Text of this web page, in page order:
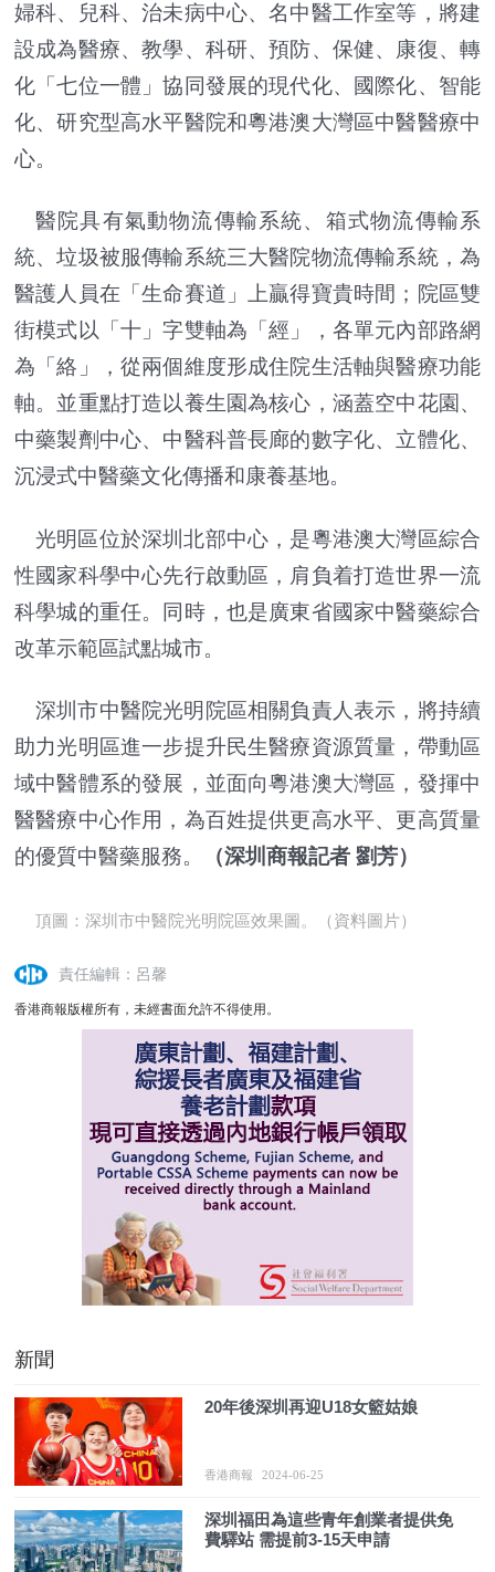
婦科、兒科、治未病中心、名中醫工作室等，將建
設成為醫療、教學、科研、預防、保健、康復、轉
化「七位一體」協同發展的現代化、國際化、智能
化、研究型高水平醫院和粵港澳大灣區中醫醫療中
心。
醫院具有氣動物流傳輸系統、箱式物流傳輸系
統、垃圾被服傳輸系統三大醫院物流傳輸系統，為
醫護人員在「生命賽道」上贏得寶貴時間；院區雙
街模式以「十」字雙軸為「經」，各單元內部路網
為「絡」，從兩個維度形成住院生活軸與醫療功能
軸。並重點打造以養生園為核心，涵蓋空中花園、
中藥製劑中心、中醫科普長廊的數字化、立體化、
沉浸式中醫藥文化傳播和康養基地。
光明區位於深圳北部中心，是粵港澳大灣區綜合
性國家科學中心先行啟動區，肩負着打造世界一流
科學城的重任。同時，也是廣東省國家中醫藥綜合
改革示範區試點城市。
深圳市中醫院光明院區相關負責人表示，將持續
助力光明區進一步提升民生醫療資源質量，帶動區
域中醫體系的發展，並面向粵港澳大灣區，發揮中
醫醫療中心作用，為百姓提供更高水平、更高質量
的優質中醫藥服務。
（深圳商報記者 劉芳）
頂圖：深圳市中醫院光明院區效果圖。（資料圖片）
責任編輯：呂馨
香港商報版權所有，未經書面允許不得使用。
新聞
20年後深圳再迎U18女籃姑娘
香港商報 2024-06-25
深圳福田為這些青年創業者提供免
費驛站 需提前3-15天申請